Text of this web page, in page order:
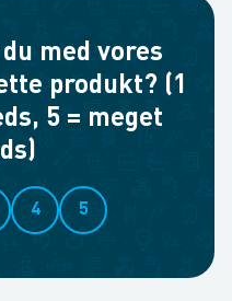
med vores
produkt? (1
5 = meget
4 5